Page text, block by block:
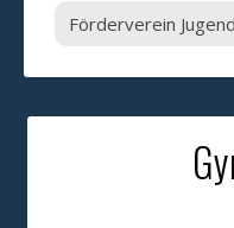
Förderverein Jugend